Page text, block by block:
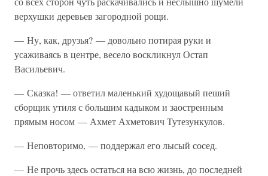
верхушки деревьев загородной рощи.
— Ну, как, друзья? — довольно потирая руки и
усаживаясь в центре, весело воскликнул Остап
Васильевич.
— Сказка! — ответил маленький худощавый пеший
сборщик утиля с большим кадыком и заостренным
прямым носом — Ахмет Ахметович Тутезункулов.
— Неповторимо, — поддержал его лысый сосед.
— Не прочь здесь остаться на всю жизнь, до последней